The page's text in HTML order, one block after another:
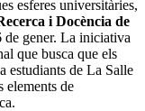
esferes universitàries,
i Docència de
de gener. La iniciativa
que busca que els
estudiants de La Salle
elements de